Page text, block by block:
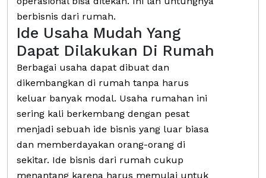
berbisnis dari rumah.
Ide Usaha Mudah Yang
Dapat Dilakukan Di Rumah
Berbagai usaha dapat dibuat dan
dikembangkan di rumah tanpa harus
keluar banyak modal. Usaha rumahan ini
sering kali berkembang dengan pesat
menjadi sebuah ide bisnis yang luar biasa
dan memberdayakan orang-orang di
sekitar. Ide bisnis dari rumah cukup
menantang karena harus memulai untuk